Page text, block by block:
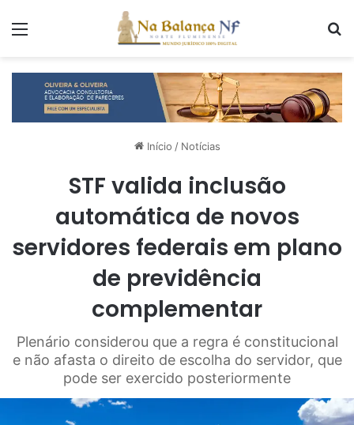
Início / Notícias
STF valida inclusão
automática de novos
servidores federais em plano
de previdência
complementar
Plenário considerou que a regra é constitucional
e não afasta o direito de escolha do servidor, que
pode ser exercido posteriormente